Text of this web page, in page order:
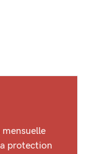
protection